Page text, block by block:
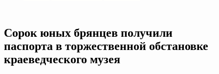
Сорок юных брянцев получили
паспорта в торжественной обстановке
краеведческого музея